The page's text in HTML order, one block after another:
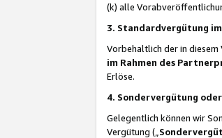
(k) alle
3. Standardvergütung
Vorbehaltlich der in diesem
im Rahmen des
Erlöse.
4. Sondervergütung
Gelegentlich können wir
Vergütung („